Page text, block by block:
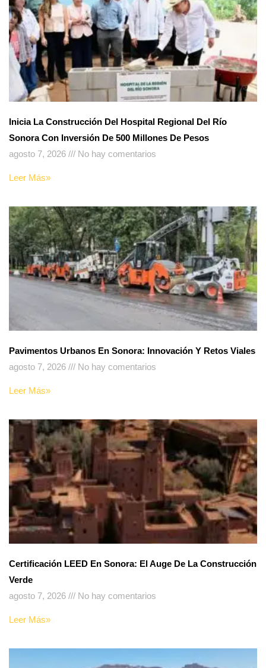
Inicia La Construcción Del Hospital Regional Del Río
Sonora Con Inversión De 500 Millones De Pesos
agosto 7, 2026
No hay comentarios
Leer Más»
Pavimentos Urbanos En Sonora: Innovación Y Retos Viales
agosto 7, 2026
No hay comentarios
Leer Más»
Certificación LEED En Sonora: El Auge De La Construcción
Verde
agosto 7, 2026
No hay comentarios
Leer Más»